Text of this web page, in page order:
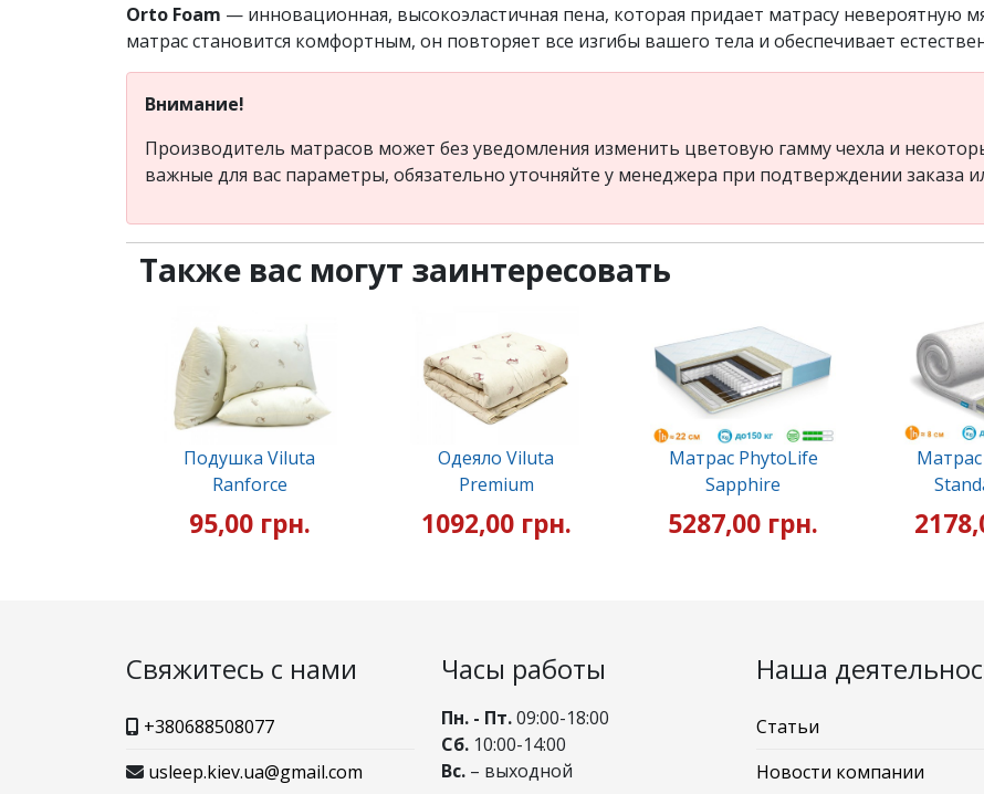
Orto Foam — инновационная, высокоэластичная пена, которая придает матрасу невероятную
матрас становится комфортным, он повторяет все изгибы вашего тела и обеспечивает
Внимание!
Производитель матрасов может без уведомления изменить цветовую гамму чехла и
важные для вас параметры, обязательно уточняйте у менеджера при подтверждении заказа
Также вас могут заинтересовать
Подушка Viluta
Ranforce
95,00 грн.
Одеяло Viluta
Premium
1092,00 грн.
Матрас PhytoLife
Sapphire
5287,00 грн.
Матрас
Свяжитесь с нами
+380688508077
usleep.kiev.ua@gmail.com
Часы работы
Пн. - Пт.09:00-18:00
Сб. 10:00-14:00
Вс. – выходной
Наша
Статьи
Новости компании